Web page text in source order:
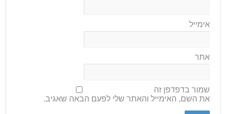
אימייל
אתר
שמור בדפדפן זה
את השם, האימייל והאתר שלי לפעם הבאה שאגיב.